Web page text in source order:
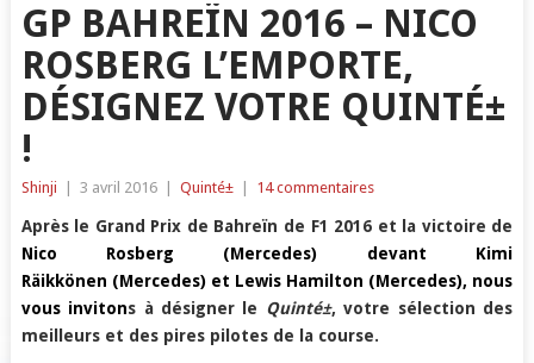
GP BAHREÏN 2016 – NICO
ROSBERG L’EMPORTE,
DÉSIGNEZ VOTRE QUINTÉ±
!
Shinji 3 avril 2016 Quinté± 14 commentaires
Après le Grand Prix de Bahreïn de F1 2016 et la victoire de
Nico Rosberg (Mercedes) devant Kimi
Räikkönen (Mercedes) et Lewis Hamilton (Mercedes), nous
vous invitons à désigner le Quinté±, votre sélection des
meilleurs et des pires pilotes de la course.